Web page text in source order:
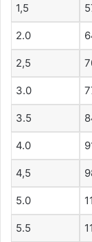
1,5
2.0
2,5
3.0
3.5
4.0
4,5
5.0
5.5